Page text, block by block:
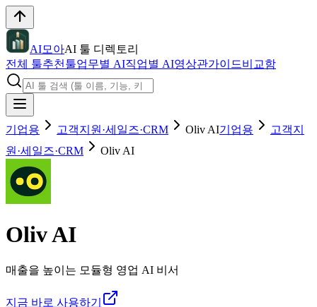
AI모아AI 툴 디렉토리
전체 툴추천툴업무별 AI직업별 AI영상관가이드비교함
기업용 고객지원·세일즈·CRM Oliv AI기업용
고객지
원·세일즈·CRM
Oliv AI
Oliv AI
매출을 높이는 모듈형 영업 AI 비서
지금 바로 사용하기